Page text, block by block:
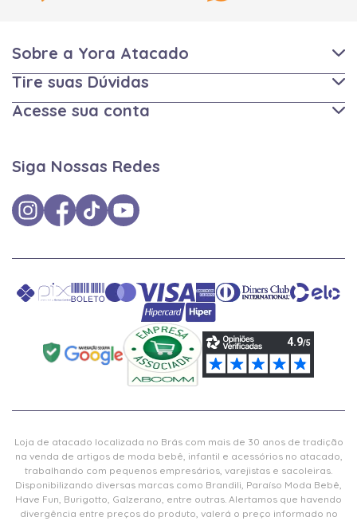
Sobre a Yora Atacado
Tire suas Dúvidas
Acesse sua conta
Siga Nossas Redes
Loja de atacado localizada no Brás com mais de 30 anos de tradição
na venda de artigos de moda bebê, infantil e acessórios no atacado,
trabalhando com pequenos empresários, varejistas e sacoleiras.
Disponibilizando diversas marcas como Brandili, Paraíso Moda Bebê,
Have Fun, Burigotto, Galzerano, entre outras. Alertamos que havendo
divergência entre preços do produto, valerá o preço informado no